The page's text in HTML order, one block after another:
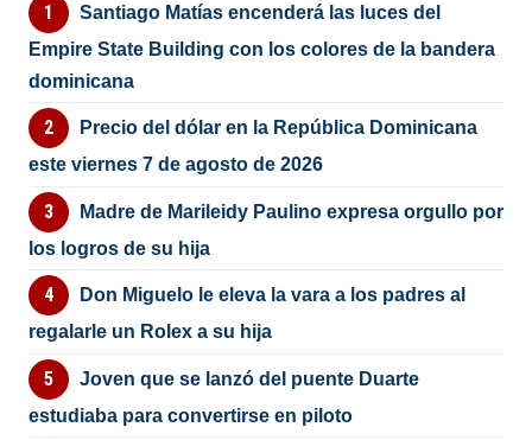
Santiago Matías encenderá las luces del
Empire State Building con los colores de la bandera
dominicana
Precio del dólar en la República Dominicana
este viernes 7 de agosto de 2026
Madre de Marileidy Paulino expresa orgullo por
los logros de su hija
Don Miguelo le eleva la vara a los padres al
regalarle un Rolex a su hija
Joven que se lanzó del puente Duarte
estudiaba para convertirse en piloto